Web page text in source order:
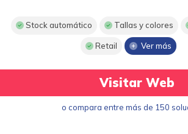
Stock automático Tallas y colores
Retail Ver más
Visitar Web
o compara entre más de 150